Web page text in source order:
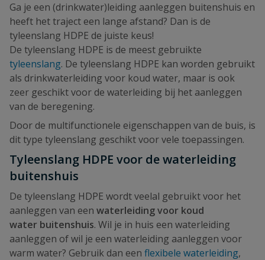
Ga je een (drinkwater)leiding aanleggen buitenshuis en
heeft het traject een lange afstand? Dan is de
tyleenslang HDPE de juiste keus!
De tyleenslang HDPE is de meest gebruikte
tyleenslang. De tyleenslang HDPE kan worden gebruikt
als drinkwaterleiding voor koud water, maar is ook
zeer geschikt voor de waterleiding bij het aanleggen
van de beregening.
Door de multifunctionele eigenschappen van de buis, is
dit type tyleenslang geschikt voor vele toepassingen.
Tyleenslang HDPE voor de waterleiding
buitenshuis
De tyleenslang HDPE wordt veelal gebruikt voor het
aanleggen van een waterleiding voor koud
water buitenshuis. Wil je in huis een waterleiding
aanleggen of wil je een waterleiding aanleggen voor
warm water? Gebruik dan een flexibele waterleiding,